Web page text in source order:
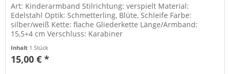
Art: Kinderarmband Stilrichtung: verspielt Material:
Edelstahl Optik: Schmetterling, Blüte, Schleife Farbe:
silber/weiß Kette: flache Gliederkette Länge/Armband:
15,5+4 cm Verschluss: Karabiner
Inhalt 1 Stück
15,00 € *